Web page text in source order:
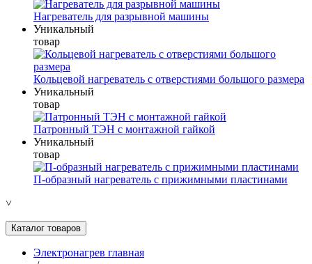
Нагреватель для разрывной машины
Уникальный
товар
Кольцевой нагреватель с отверстиями большого размера
Уникальный
товар
Патронный ТЭН с монтажной гайкой
Уникальный
товар
П-образный нагреватель с прижимными пластинами
˅
Каталог товаров
Электронагрев главная